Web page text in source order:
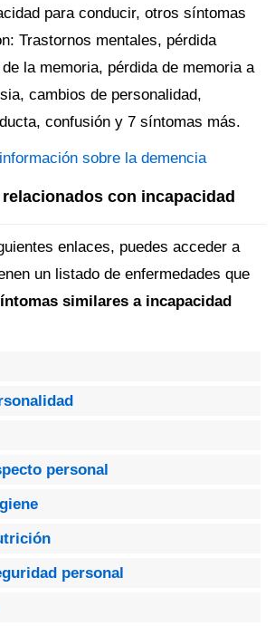
para conducir, otros síntomas
Trastornos mentales, pérdida
la memoria, pérdida de memoria a
cambios de personalidad,
confusión y 7 síntomas más.
información sobre la demencia
con incapacidad
enlaces, puedes acceder a
un listado de enfermedades que
similares a incapacidad
personal
personal